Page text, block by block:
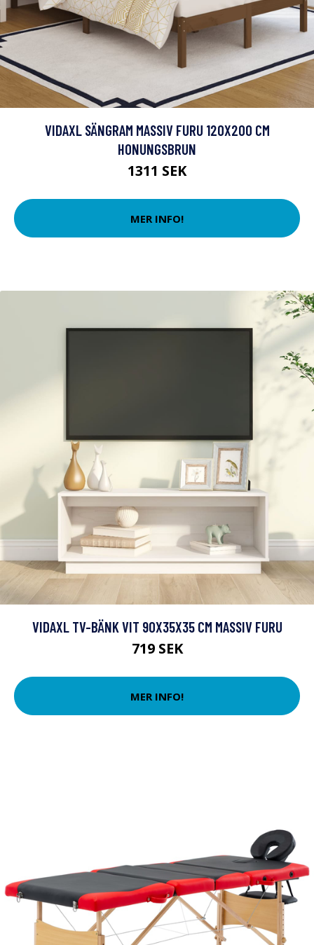
VIDAXL SÄNGRAM MASSIV FURU 120X200 CM
HONUNGSBRUN
1311 SEK
MER INFO!
VIDAXL TV-BÄNK VIT 90X35X35 CM MASSIV FURU
719 SEK
MER INFO!